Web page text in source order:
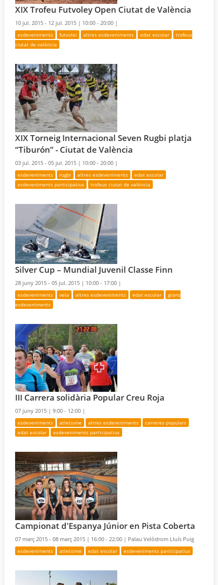
XIX Trofeu Futvoley Open Ciutat de València
10 jul. 2015 - 12 jul. 2015 | 10:00 - 20:00 |
esdeveniments futvolei altres esdeveniments edat escolar
trofeus
ciutat de valència
XIX Torneig Internacional Seven Rugbi platja
“Tiburón” - Ciutat de València
03 jul. 2015 - 05 jul. 2015 | 10:00 - 20:00 |
esdeveniments rugbi altres esdeveniments
edat escolar
esdeveniments participatius
trofeus ciutat de valència
Silver Cup – Mundial Juvenil Classe Finn
28 juny 2015 - 05 jul. 2015 | 10:00 - 17:00 |
esdeveniments vela altres esdeveniments edat escolar
grans
esdeveniments
III Carrera solidària Popular Creu Roja
07 juny 2015 |9:00 - 12:00 |
esdeveniments atletisme altres esdeveniments
carreres populars
edat escolar
esdeveniments participatius
Campionat d'Espanya Júnior en Pista Coberta
07 març 2015 - 08 març 2015 | 16:00 - 22:00 | Palau Velòdrom Lluís Puig
esdeveniments atletisme edat escolar esdeveniments participatius